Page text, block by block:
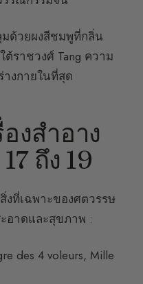
ด้วยผงสีชมพูที่กลิ่น
ราชวงศ์ Tang ความ
งกายในที่สุด
งสำอาง
ถึง 19
ที่เฉพาะของศตวรรษ
อาดและสุขภาพ :
des 4 voleurs, Mille